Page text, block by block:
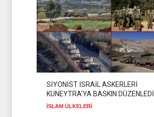
SİYONİST İSRAİL ASKERLERİ
KUNEYTRA'YA BASKIN DÜZENLEDİ
İSLAM ÜLKELERİ